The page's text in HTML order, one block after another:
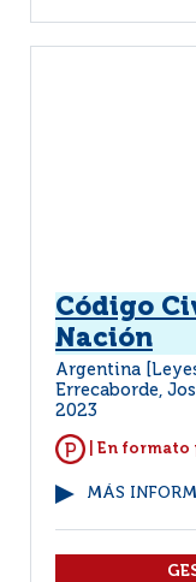
Código
Nación
Argentina
Errecaborde,
2023
| En formato
MÁS